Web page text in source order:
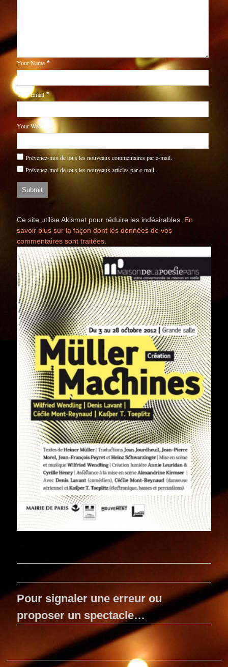
Your Name *
Your Email *
Your Website
Prévenez-moi de tous les nouveaux commentaires par e-mail.
Prévenez-moi de tous les nouveaux articles par e-mail.
Ce site utilise Akismet pour réduire les indésirables. En
savoir plus sur la façon dont les données de vos
commentaires sont traitées.
Pour signaler une erreur ou
proposer un spectacle…